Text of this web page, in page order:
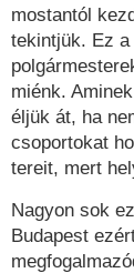
mostantól
tekintjük. Ez a
miénk.
éljük át, ha
csoportokat
tereit, mert
Nagyon sok
Budapest